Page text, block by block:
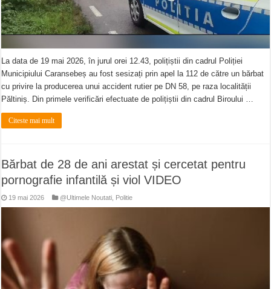
La data de 19 mai 2026, în jurul orei 12.43, polițiștii din cadrul Poliției
Municipiului Caransebeș au fost sesizați prin apel la 112 de către un bărbat
cu privire la producerea unui accident rutier pe DN 58, pe raza localității
Păltiniș. Din primele verificări efectuate de polițiștii din cadrul Biroului …
Citeste mai mult
Bărbat de 28 de ani arestat și cercetat pentru
pornografie infantilă și viol VIDEO
19 mai 2026 @Ultimele Noutati, Politie